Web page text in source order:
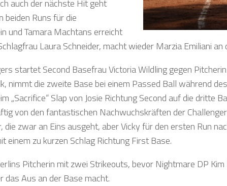
auch der nächste Hit geht
beiden Runs für die
und Tamara Machtans erreicht
Laura Schneider, macht wieder Marzia Emiliani an
startet Second Basefrau Victoria Wildling gegen
nimmt die zweite Base bei einem Passed Ball während
„Sacrifice“ Slap von Josie Richtung Second auf die dritte
von den fantastischen Nachwuchskräften der
zwar an Eins ausgeht, aber Vicky für den ersten Run
einem zu kurzen Schlag Richtung First Base.
Pitcherin mit zwei Strikeouts, bevor Nightmare DP
das Aus an der Base macht.